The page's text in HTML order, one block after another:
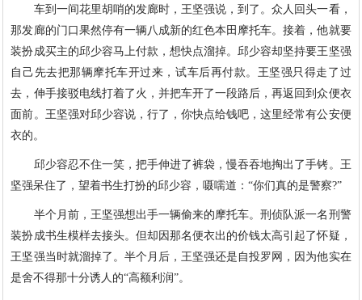
车到一间花里胡哨的发廊时，王坚强说，到了。众人回头一看，
那发廊的门口果然停有一辆八成新的红色本田摩托车。接着，他就要
装扮成买主的邱少容马上付款，想快点溜掉。邱少容却坚持要王坚强
自己先去把那辆摩托车开过来，试车后再付款。王坚强只得走了过
去，伸手接驳电线打着了火，并把车开了一段路后，再返回到众便衣
面前。王坚强对邱少容说，行了，你快点给钱吧，这里经常有公安便
衣的。
邱少容忍不住一笑，把手伸进了裤袋，慢吞吞地掏出了手铐。王
坚强呆住了，望着书生打扮的邱少容，嗫嚅道：“你们真的是警察?”
半个月前，王坚强想出手一辆偷来的摩托车。刑侦队派一名刑警
装扮成书生模样去接头。但却因那名便衣出的价钱太高引起了怀疑，
王坚强当时就溜掉了。半个月后，王坚强还是自投罗网，因为他实在
是舍不得那十分诱人的“高额利润”。